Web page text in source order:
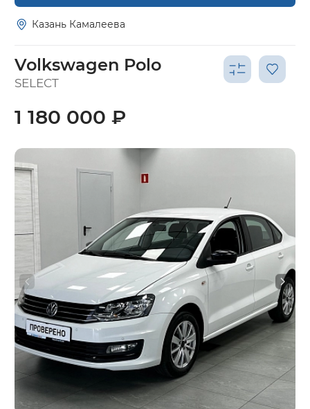
Казань Камалеева
Volkswagen Polo
SELECT
1 180 000 ₽